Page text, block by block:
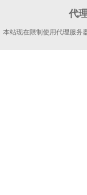
代
本站现在限制使用代理服务